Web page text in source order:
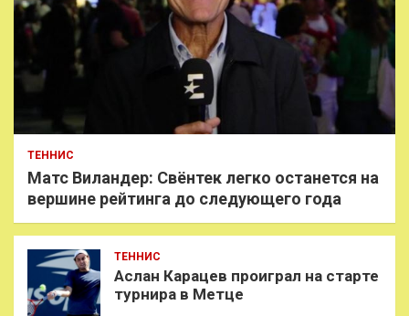
ТЕННИС
Матс Виландер: Свёнтек легко останется на
вершине рейтинга до следующего года
ТЕННИС
Аслан Карацев проиграл на старте
турнира в Метце